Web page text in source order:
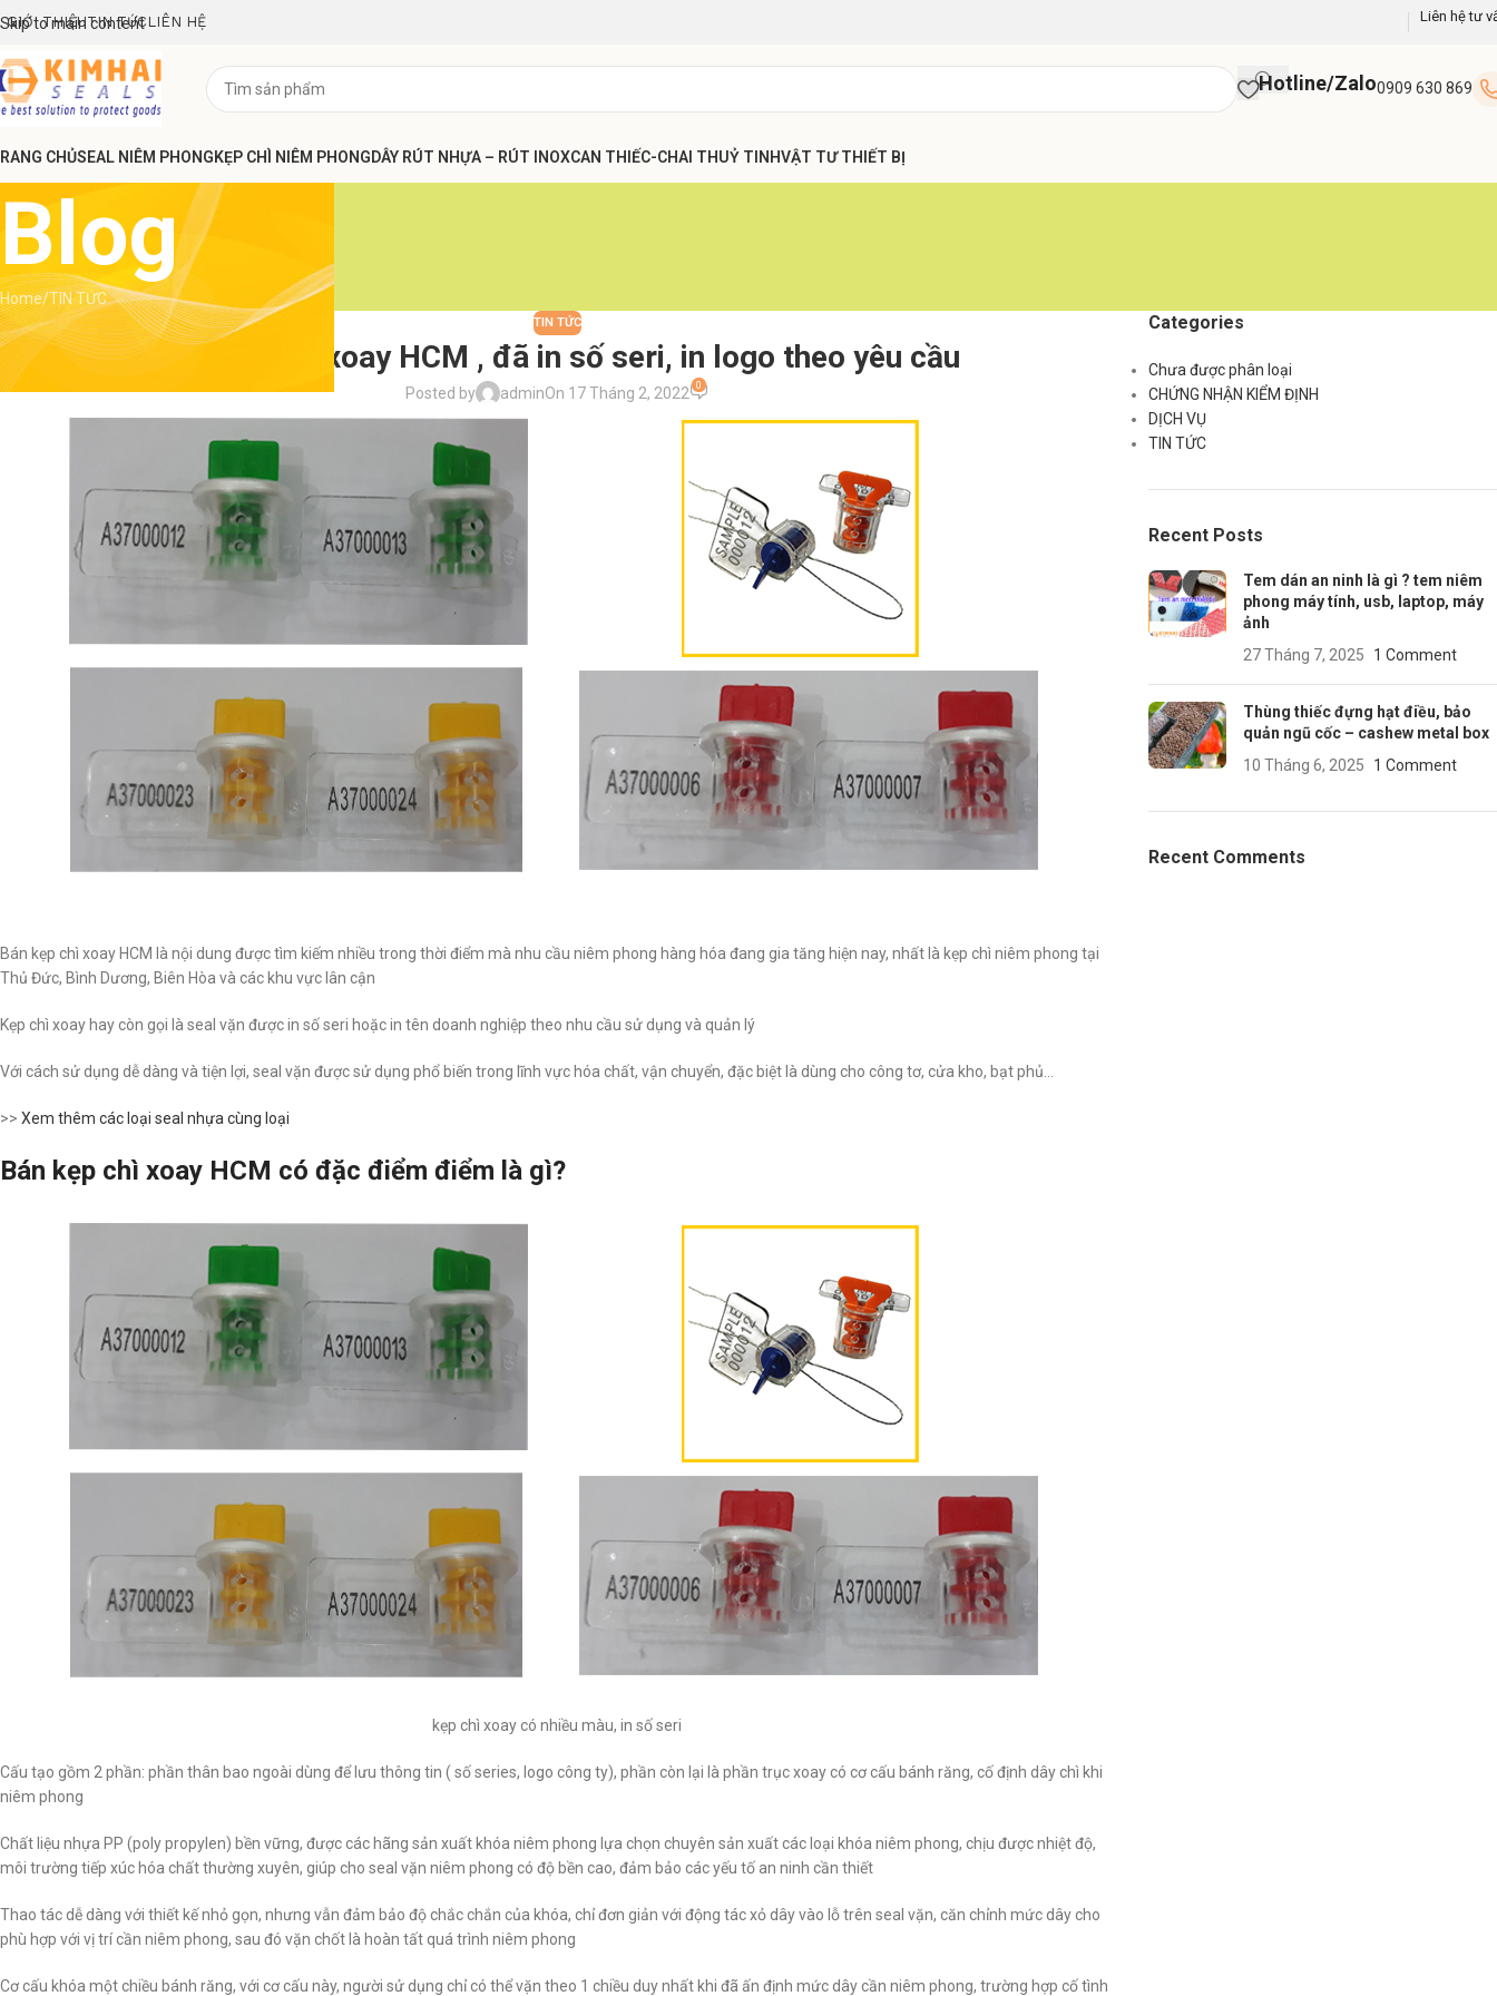
Skip to main content
GIỚI THIỆUTIN TỨC LIÊN HỆ Liên hệ tư
Hotline/Zalo0909 630 869
CHỦSEAL NIÊM PHONGKẸP CHÌ NIÊM PHONGDÂY RÚT NHỰA – RÚT INOXCAN THIẾC-CHAI THUỶ TINHVẬT TƯ THIẾT BỊ
Blog
Home TIN TỨC
TIN TỨC
Bán kẹp chì xoay HCM , đã in số seri, in logo theo yêu cầu
Posted by adminOn 17 Tháng 2, 2022 0
Bán kẹp chì xoay HCM là nội dung được tìm kiếm nhiều trong thời điểm mà nhu cầu niêm phong hàng hóa đang gia tăng hiện nay, nhất là kẹp chì niêm phong tại
Thủ Đức, Bình Dương, Biên Hòa và các khu vực lân cận
Kẹp chì xoay hay còn gọi là seal vặn được in số seri hoặc in tên doanh nghiệp theo nhu cầu sử dụng và quản lý
Với cách sử dụng dễ dàng và tiện lợi, seal vặn được sử dụng phổ biến trong lĩnh vực hóa chất, vận chuyển, đặc biệt là dùng cho công tơ, cửa kho, bạt phủ…
>> Xem thêm các loại seal nhựa cùng loại
Bán kẹp chì xoay HCM có đặc điểm điểm là gì?
kẹp chì xoay có nhiều màu, in số seri
Cấu tạo gồm 2 phần: phần thân bao ngoài dùng để lưu thông tin ( số series, logo công ty), phần còn lại là phần trục xoay có cơ cấu bánh răng, cố định dây chì khi
niêm phong
Chất liệu nhựa PP (poly propylen) bền vững, được các hãng sản xuất khóa niêm phong lựa chọn chuyên sản xuất các loại khóa niêm phong, chịu được nhiệt độ,
môi trường tiếp xúc hóa chất thường xuyên, giúp cho seal vặn niêm phong có độ bền cao, đảm bảo các yếu tố an ninh cần thiết
Thao tác dễ dàng với thiết kế nhỏ gọn, nhưng vẫn đảm bảo độ chắc chắn của khóa, chỉ đơn giản với động tác xỏ dây vào lỗ trên seal vặn, căn chỉnh mức dây cho
phù hợp với vị trí cần niêm phong, sau đó vặn chốt là hoàn tất quá trình niêm phong
Cơ cấu khóa một chiều bánh răng, với cơ cấu này, người sử dụng chỉ có thể vặn theo 1 chiều duy nhất khi đã ấn định mức dây cần niêm phong, trường hợp cố tình
Categories
Chưa được phân loại
CHỨNG NHẬN KIỂM ĐỊNH
DỊCH VỤ
TIN TỨC
Recent Posts
Tem dán an ninh là gì ? tem niêm
phong máy tính, usb, laptop, máy
ảnh
27 Tháng 7, 2025
1 Comment
Thùng thiếc đựng hạt điều, bảo
quản ngũ cốc – cashew metal box
10 Tháng 6, 2025
1 Comment
Recent Comments